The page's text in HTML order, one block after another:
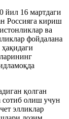
йил 16 мартдаги
Россияга кириш
ва
фойдалана
қолган
сотиб олиш учун
элликлар